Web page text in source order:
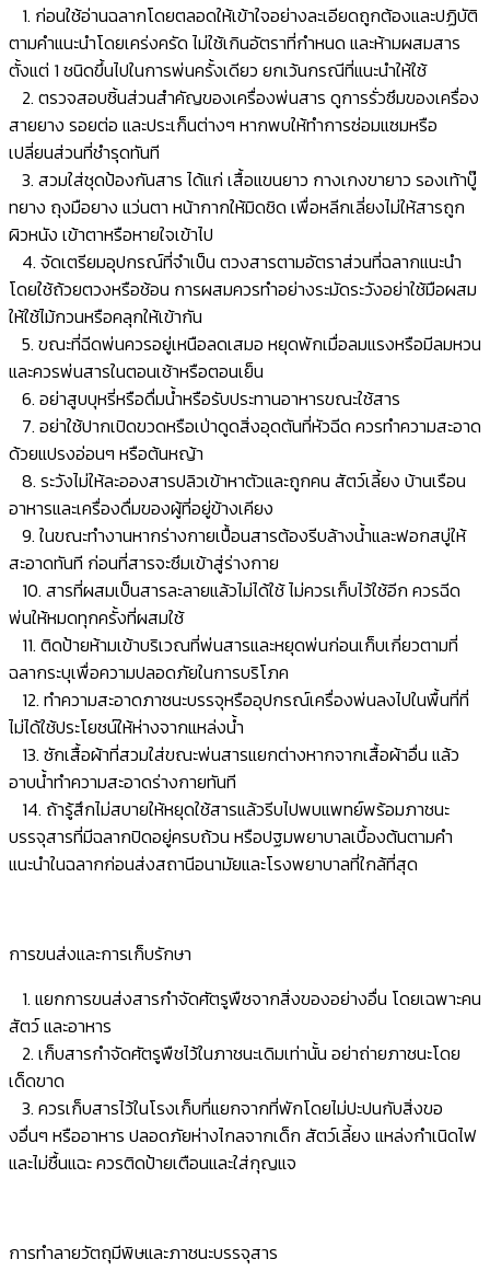
1. ก่อนใช้อ่านฉลากโดยตลอดให้เข้าใจอย่างละเอียดถูกต้องและปฏิบัติ
ตามคำแนะนำโดยเคร่งครัด ไม่ใช้เกินอัตราที่กำหนด และห้ามผสมสาร
ตั้งแต่ 1 ชนิดขึ้นไปในการพ่นครั้งเดียว ยกเว้นกรณีที่แนะนำให้ใช้
2. ตรวจสอบชิ้นส่วนสำคัญของเครื่องพ่นสาร ดูการรั่วซึมของเครื่อง
สายยาง รอยต่อ และประเก็นต่างๆ หากพบให้ทำการซ่อมแซมหรือ
เปลี่ยนส่วนที่ชำรุดทันที
3. สวมใส่ชุดป้องกันสาร ได้แก่ เสื้อแขนยาว กางเกงขายาว รองเท้าบู๊
ทยาง ถุงมือยาง แว่นตา หน้ากากให้มิดชิด เพื่อหลีกเลี่ยงไม่ให้สารถูก
ผิวหนัง เข้าตาหรือหายใจเข้าไป
4. จัดเตรียมอุปกรณ์ที่จำเป็น ตวงสารตามอัตราส่วนที่ฉลากแนะนำ
โดยใช้ถ้วยตวงหรือช้อน การผสมควรทำอย่างระมัดระวังอย่าใช้มือผสม
ให้ใช้ไม้กวนหรือคลุกให้เข้ากัน
5. ขณะที่ฉีดพ่นควรอยู่เหนือลดเสมอ หยุดพักเมื่อลมแรงหรือมีลมหวน
และควรพ่นสารในตอนเช้าหรือตอนเย็น
6. อย่าสูบบุหรี่หรือดื่มน้ำหรือรับประทานอาหารขณะใช้สาร
7. อย่าใช้ปากเปิดขวดหรือเป่าดูดสิ่งอุดตันที่หัวฉีด ควรทำความสะอาด
ด้วยแปรงอ่อนๆ หรือต้นหญ้า
8. ระวังไม่ให้ละอองสารปลิวเข้าหาตัวและถูกคน สัตว์เลี้ยง บ้านเรือน
อาหารและเครื่องดื่มของผู้ที่อยู่ข้างเคียง
9. ในขณะทำงานหากร่างกายเปื้อนสารต้องรีบล้างน้ำและฟอกสบู่ให้
สะอาดทันที ก่อนที่สารจะซึมเข้าสู่ร่างกาย
10. สารที่ผสมเป็นสารละลายแล้วไม่ได้ใช้ ไม่ควรเก็บไว้ใช้อีก ควรฉีด
พ่นให้หมดทุกครั้งที่ผสมใช้
11. ติดป้ายห้ามเข้าบริเวณที่พ่นสารและหยุดพ่นก่อนเก็บเกี่ยวตามที่
ฉลากระบุเพื่อความปลอดภัยในการบริโภค
12. ทำความสะอาดภาชนะบรรจุหรืออุปกรณ์เครื่องพ่นลงไปในพื้นที่ที่
ไม่ได้ใช้ประโยชน์ให้ห่างจากแหล่งน้ำ
13. ซักเสื้อผ้าที่สวมใส่ขณะพ่นสารแยกต่างหากจากเสื้อผ้าอื่น แล้ว
อาบน้ำทำความสะอาดร่างกายทันที
14. ถ้ารู้สึกไม่สบายให้หยุดใช้สารแล้วรีบไปพบแพทย์พร้อมภาชนะ
บรรจุสารที่มีฉลากปิดอยู่ครบถ้วน หรือปฐมพยาบาลเบื้องต้นตามคำ
แนะนำในฉลากก่อนส่งสถานีอนามัยและโรงพยาบาลที่ใกล้ที่สุด
การขนส่งและการเก็บรักษา
1. แยกการขนส่งสารกำจัดศัตรูพืชจากสิ่งของอย่างอื่น โดยเฉพาะคน
สัตว์ และอาหาร
2. เก็บสารกำจัดศัตรูพืชไว้ในภาชนะเดิมเท่านั้น อย่าถ่ายภาชนะโดย
เด็ดขาด
3. ควรเก็บสารไว้ในโรงเก็บที่แยกจากที่พักโดยไม่ปะปนกับสิ่งขอ
งอื่นๆ หรืออาหาร ปลอดภัยห่างไกลจากเด็ก สัตว์เลี้ยง แหล่งกำเนิดไฟ
และไม่ชื้นแฉะ ควรติดป้ายเตือนและใส่กุญแจ
การทำลายวัตถุมีพิษและภาชนะบรรจุสาร